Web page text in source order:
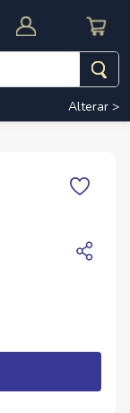
Alterar >